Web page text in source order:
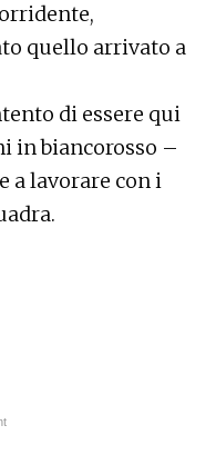
quello arrivato a
di essere qui
in biancorosso –
a lavorare con i